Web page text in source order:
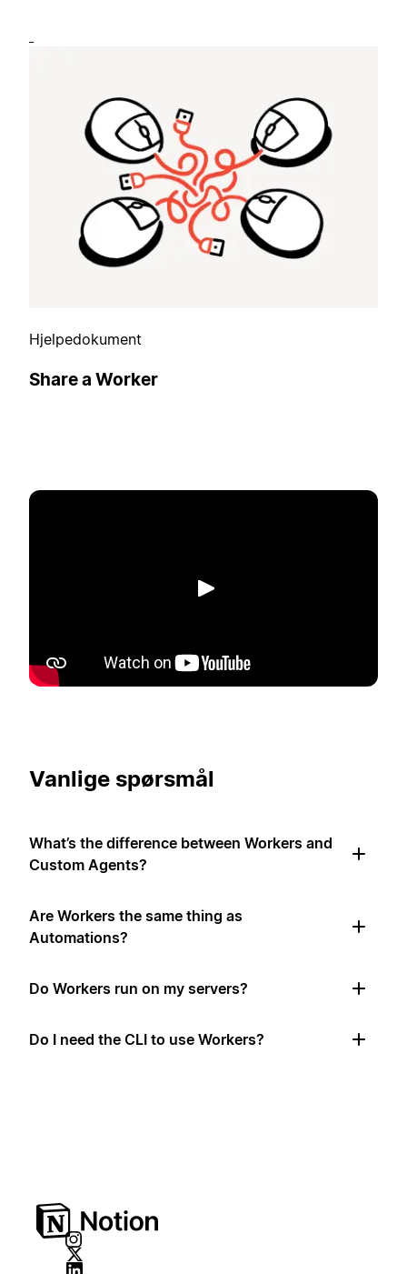
Hjelpedokument
Share a Worker
Spill av
Vanlige spørsmål
What’s the difference between Workers and
Custom Agents?
Are Workers the same thing as
Automations?
Do Workers run on my servers?
Do I need the CLI to use Workers?